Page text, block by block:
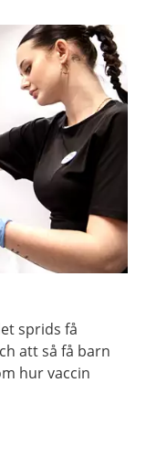
sprids få
att så få barn